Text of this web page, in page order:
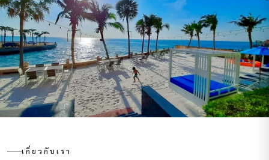
เกี่ยวกับเรา